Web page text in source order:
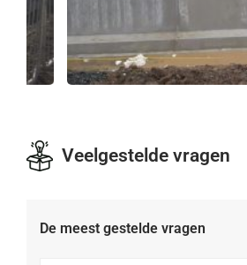
Veelgestelde vragen
De meest gestelde vragen